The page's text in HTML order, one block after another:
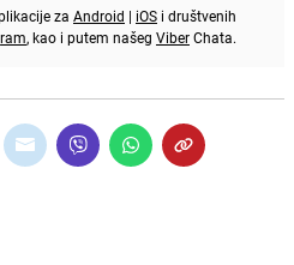
za Android | iOS i društvenih
, kao i putem našeg ViberChata.